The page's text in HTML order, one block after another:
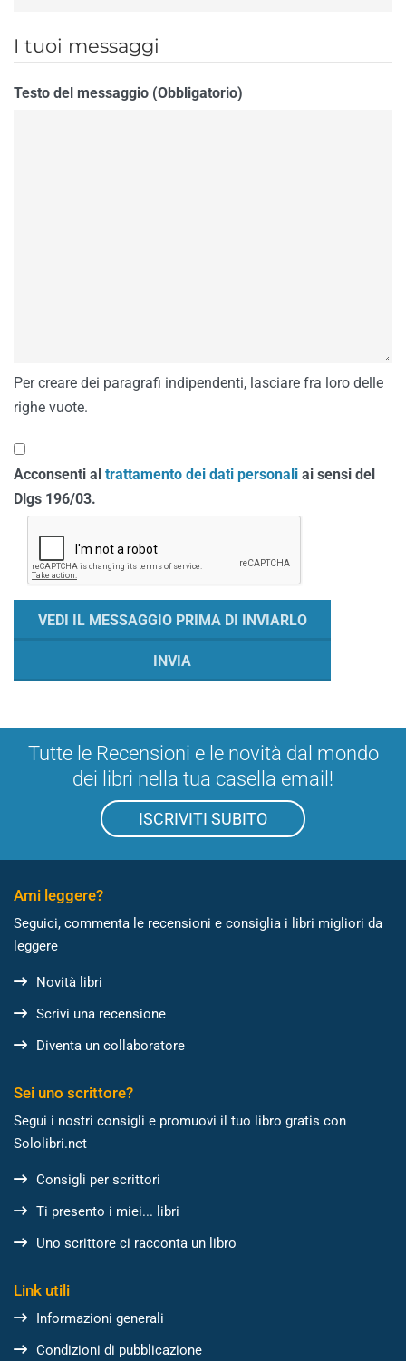
I tuoi messaggi
Testo del messaggio (Obbligatorio)
Per creare dei paragrafi indipendenti, lasciare fra loro delle
righe vuote.
Acconsenti al trattamento dei dati personali ai sensi del
Dlgs 196/03.
Tutte le Recensioni e le novità dal mondo
dei libri nella tua casella email!
ISCRIVITI SUBITO
Ami leggere?
Seguici, commenta le recensioni e consiglia i libri migliori da
leggere
Novità libri
Scrivi una recensione
Diventa un collaboratore
Sei uno scrittore?
Segui i nostri consigli e promuovi il tuo libro gratis con
Sololibri.net
Consigli per scrittori
Ti presento i miei... libri
Uno scrittore ci racconta un libro
Link utili
Informazioni generali
Condizioni di pubblicazione